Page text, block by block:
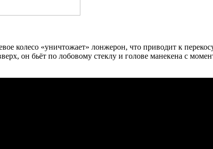
колесо «уничтожает» лонжерон, что приводит к
он бьёт по лобовому стеклу и голове манекена с